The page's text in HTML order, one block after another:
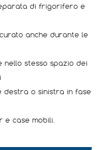
di frigorifero e
anche durante le
nello stesso spazio dei
destra o sinistra in fase
e case mobili.